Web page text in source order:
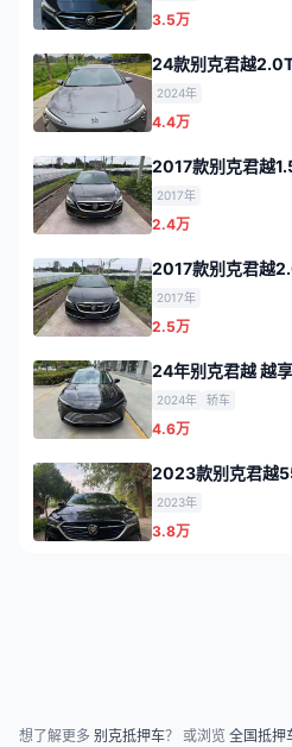
3.5万
24款别克君越
2024年
4.4万
2017款别克君越
2017年
2.4万
2017款别克君越
2017年
2.5万
24年别克君越 越
2024年 轿车
4.6万
2023款别克君越
2023年
3.8万
想了解更多 别克抵押车？ 或浏览 全国抵押